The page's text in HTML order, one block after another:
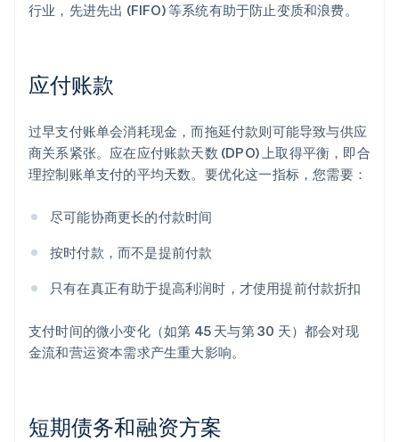
行业，先进先出 (FIFO) 等系统有助于防止变质和浪费。
应付账款
过早支付账单会消耗现金，而拖延付款则可能导致与供应
商关系紧张。应在应付账款天数 (DPO) 上取得平衡，即合
理控制账单支付的平均天数。要优化这一指标，您需要：
尽可能协商更长的付款时间
按时付款，而不是提前付款
只有在真正有助于提高利润时，才使用提前付款折扣
支付时间的微小变化（如第 45 天与第 30 天）都会对现
金流和营运资本需求产生重大影响。
短期债务和融资方案